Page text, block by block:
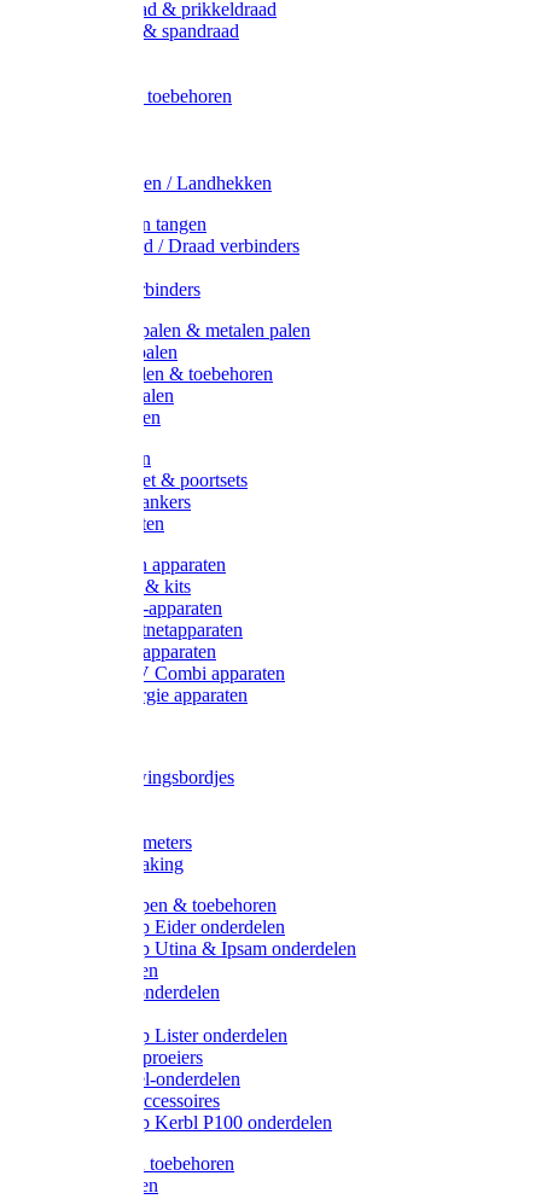
Metaal draad & prikkeldraad
Binddraad & spandraad
Afrasternet toebehoren
Weidehekken / Landhekken
Spanners en tangen
Lint / Koord / Draad verbinders
Litzclip verbinders
Recycling palen & metalen palen
Kunststof palen
T-Post t-palen & toebehoren
Glasfiber palen
Houten palen
Poortgrepen
Doorgangset & poortsets
Poortgreepankers
Weidepoorten
Onderdelen apparaten
Starter sets & kits
9V Batterij-apparaten
230V Lichtnetapparaten
12V Accu-apparaten
230V / 12V Combi apparaten
Zonne-energie apparaten
Waarschuwingsbordjes
Wegers en meters
Video bewaking
Weidepompen & toebehoren
Weidepomp Eider onderdelen
Weidepomp Utina & Ipsam onderdelen
Drinkbakken
Drinkbak onderdelen
Weidepomp Lister onderdelen
Nippels / Sproeiers
Drinknippel-onderdelen
Drinkbak accessoires
Weidepomp Kerbl P100 onderdelen
Oormerken toebehoren
Enkelbanden